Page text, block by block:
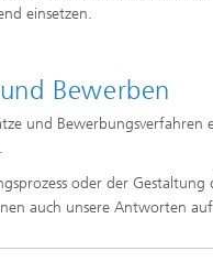
einsetzen.
Bewerben
und Bewerbungsverfahren
oder der
auch unsere Antworten